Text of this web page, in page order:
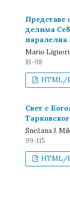
Представе
делима
паралелна
Mario Liguori
81-98
HTML/
Свет с
Snežana Ј.
99-115
HTML/